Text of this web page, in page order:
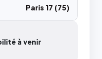
Paris 17 (75)
à venir